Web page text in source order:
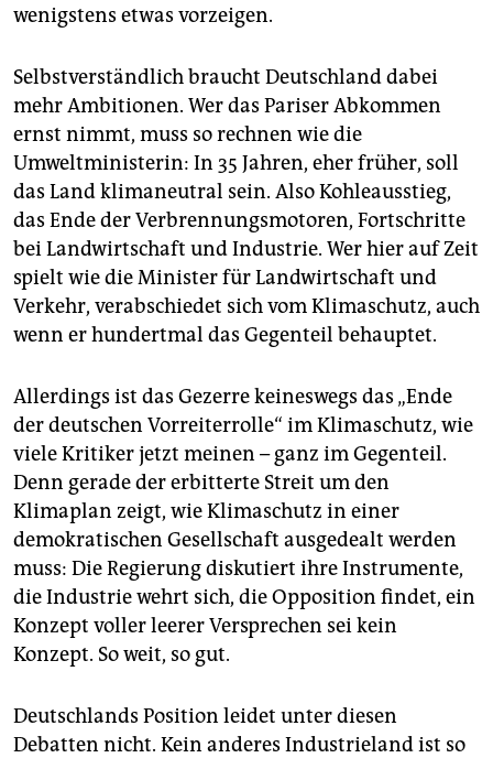
wenigstens etwas vorzeigen.
Selbstverständlich braucht Deutschland dabei
mehr Ambitionen. Wer das Pariser Abkommen
ernst nimmt, muss so rechnen wie die
Umweltministerin: In 35 Jahren, eher früher, soll
das Land klimaneutral sein. Also Kohleausstieg,
das Ende der Verbrennungsmotoren, Fortschritte
bei Landwirtschaft und Industrie. Wer hier auf Zeit
spielt wie die Minister für Landwirtschaft und
Verkehr, verabschiedet sich vom Klimaschutz, auch
wenn er hundertmal das Gegenteil behauptet.
Allerdings ist das Gezerre keineswegs das „Ende
der deutschen Vorreiterrolle“ im Klimaschutz, wie
viele Kritiker jetzt meinen – ganz im Gegenteil.
Denn gerade der erbitterte Streit um den
Klimaplan zeigt, wie Klimaschutz in einer
demokratischen Gesellschaft ausgedealt werden
muss: Die Regierung diskutiert ihre Instrumente,
die Industrie wehrt sich, die Opposition findet, ein
Konzept voller leerer Versprechen sei kein
Konzept. So weit, so gut.
Deutschlands Position leidet unter diesen
Debatten nicht. Kein anderes Industrieland ist so